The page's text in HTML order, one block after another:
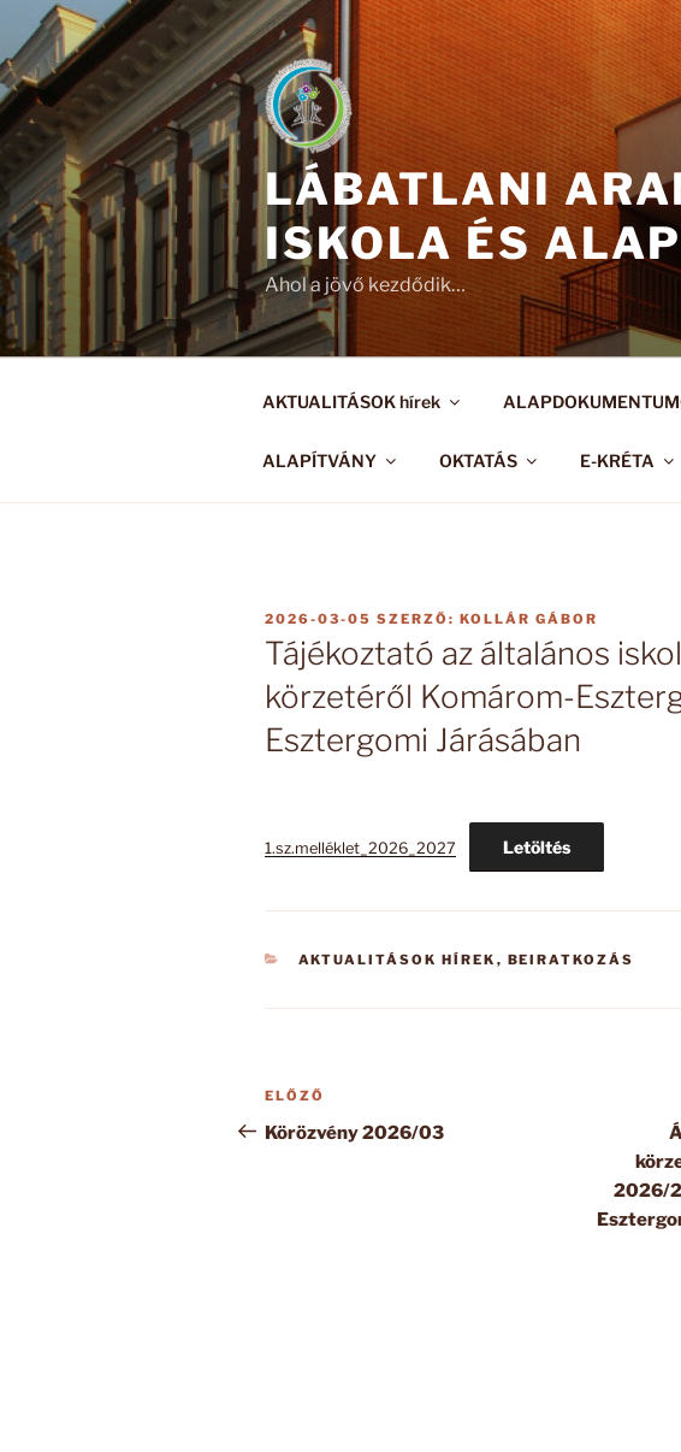
Tartalomhoz
LÁBATLANI
ISKOLA ÉS
Ahol a jövő kezdődik…
AKTUALITÁSOK hírek
ALAPÍTVÁNY OKTATÁS E-KRÉTA
BEKÜLDVE:
2026-03-05 SZERZŐ: KOLLÁR GÁBOR
Tájékoztató az általános
körzetéről Komárom-
Esztergomi Járásában
1.sz.melléklet_2026_2027 Letöltés
KATEGÓRIÁK
AKTUALITÁSOK HÍREK , BEIRATKOZÁS
Bejegyzés
navigáció
Korábbi
bejegyzés
ELŐZŐ
Körözvény 2026/03
2026/